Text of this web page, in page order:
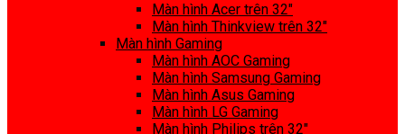
Màn hình Acer trên 32″
Màn hình Thinkview trên 32″
Màn hình Gaming
Màn hình AOC Gaming
Màn hình Samsung Gaming
Màn hình Asus Gaming
Màn hình LG Gaming
Màn hình Philips trên 32″